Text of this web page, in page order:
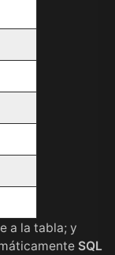
a la tabla; y
SQL